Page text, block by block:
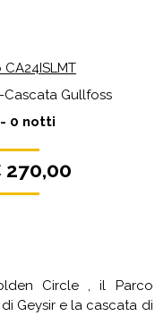
Cascata Gullfoss
0 notti
270,00
Circle , il Parco
Geysir e la cascata di